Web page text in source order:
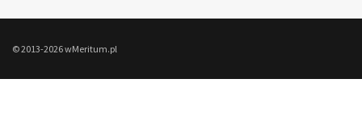
© 2013-2026 wMeritum.pl